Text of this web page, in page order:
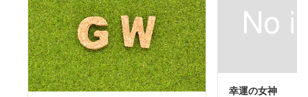
幸運の女神